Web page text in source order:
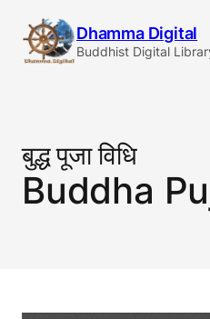
content
Dhamma Digital
Buddhist Digital
बुद्ध पूजा विधि
Buddha